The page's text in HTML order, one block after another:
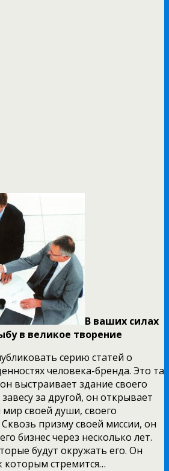
В ваших силах
в великое творение
серию статей о
человека-бренда. Это та
выстраивает здание своего
за другой, он открывает
своей души, своего
Сквозь призму своей миссии, он
бизнес через несколько лет.
будут окружать его. Он
которым стремится…